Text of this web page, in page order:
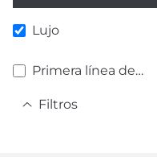
Lujo
Primera línea de
Filtros